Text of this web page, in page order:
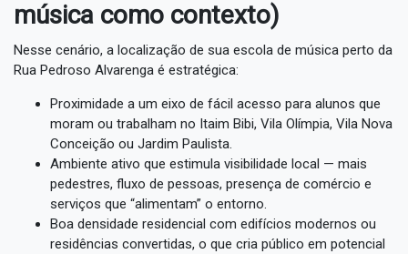
música como contexto)
Nesse cenário, a localização de sua escola de música perto da
Rua Pedroso Alvarenga é estratégica:
Proximidade a um eixo de fácil acesso para alunos que
moram ou trabalham no Itaim Bibi, Vila Olímpia, Vila Nova
Conceição ou Jardim Paulista.
Ambiente ativo que estimula visibilidade local — mais
pedestres, fluxo de pessoas, presença de comércio e
serviços que “alimentam” o entorno.
Boa densidade residencial com edifícios modernos ou
residências convertidas, o que cria público em potencial